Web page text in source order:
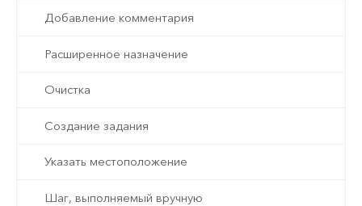
Добавление комментария
Расширенное назначение
Очистка
Создание задания
Указать местоположение
Шаг, выполняемый вручную